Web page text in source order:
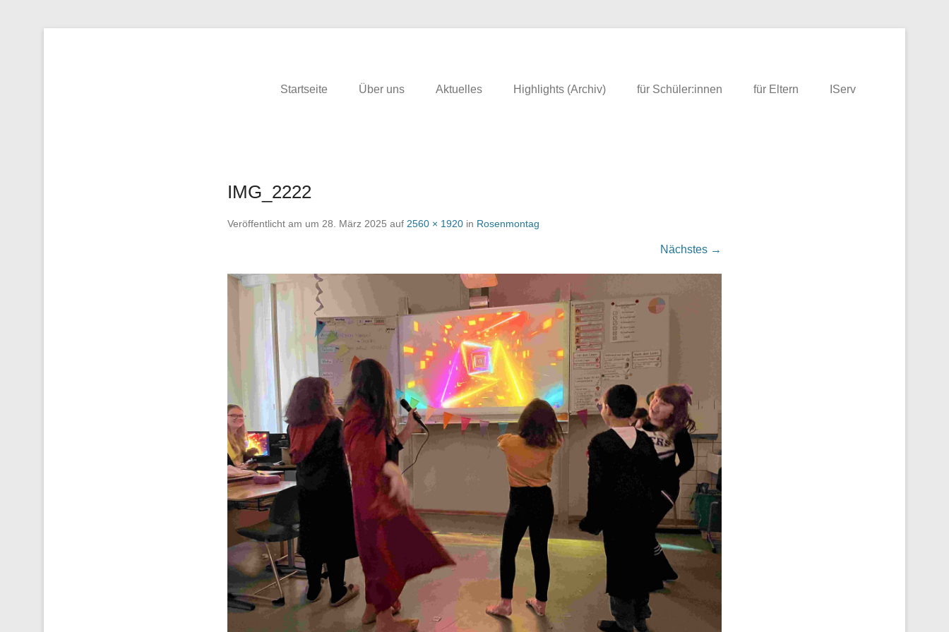
Startseite Über uns Aktuelles Highlights (Archiv) für Schüler:innen für Eltern IServ
IMG_2222
Veröffentlicht am um 28. März 2025 auf 2560 × 1920 in Rosenmontag
Nächstes →